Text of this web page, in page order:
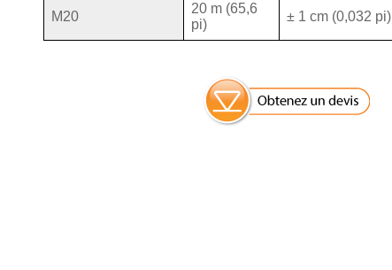
M20
20 m (65,6
pi)
± 1 cm (0,032 pi)